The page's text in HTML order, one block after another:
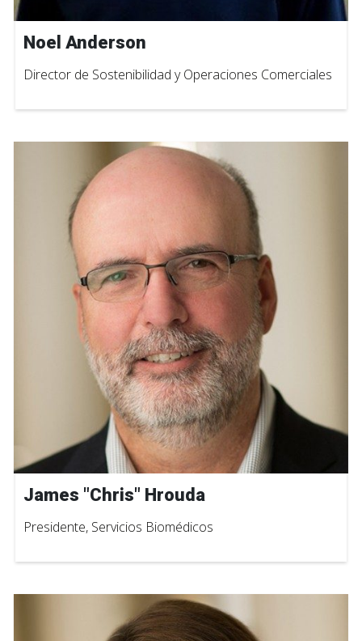
Noel Anderson
Director de Sostenibilidad y Operaciones Comerciales
James "Chris" Hrouda
Presidente, Servicios Biomédicos